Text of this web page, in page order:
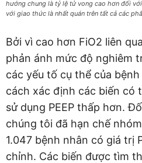
hướng chung là tỷ lệ tử vong cao hơn đối
với giao thức là nhất quán trên tất cả các
Bởi vì cao hơn FiO2 liên
phản ánh mức độ nghiêm
các yếu tố cụ thể của
cách xác định các biến có
sử dụng PEEP thấp hơn.
chúng tôi đã hạn chế
1.047 bệnh nhân có giá trị
chỉnh. Các biến được tìm